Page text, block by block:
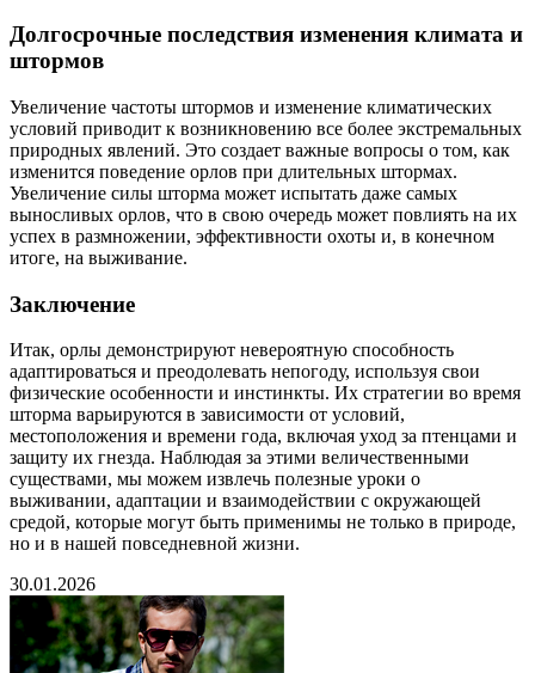
Долгосрочные последствия изменения климата и
штормов
Увеличение частоты штормов и изменение климатических
условий приводит к возникновению все более экстремальных
природных явлений. Это создает важные вопросы о том, как
изменится поведение орлов при длительных штормах.
Увеличение силы шторма может испытать даже самых
выносливых орлов, что в свою очередь может повлиять на их
успех в размножении, эффективности охоты и, в конечном
итоге, на выживание.
Заключение
Итак, орлы демонстрируют невероятную способность
адаптироваться и преодолевать непогоду, используя свои
физические особенности и инстинкты. Их стратегии во время
шторма варьируются в зависимости от условий,
местоположения и времени года, включая уход за птенцами и
защиту их гнезда. Наблюдая за этими величественными
существами, мы можем извлечь полезные уроки о
выживании, адаптации и взаимодействии с окружающей
средой, которые могут быть применимы не только в природе,
но и в нашей повседневной жизни.
30.01.2026